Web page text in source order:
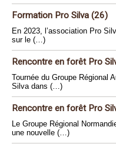
Formation Pro Silva (26)
En 2023, l’association Pro
sur le (…)
Rencontre en forêt Pro
Tournée du Groupe Régional
Silva dans (…)
Rencontre en forêt Pro
Le Groupe Régional
une nouvelle (…)